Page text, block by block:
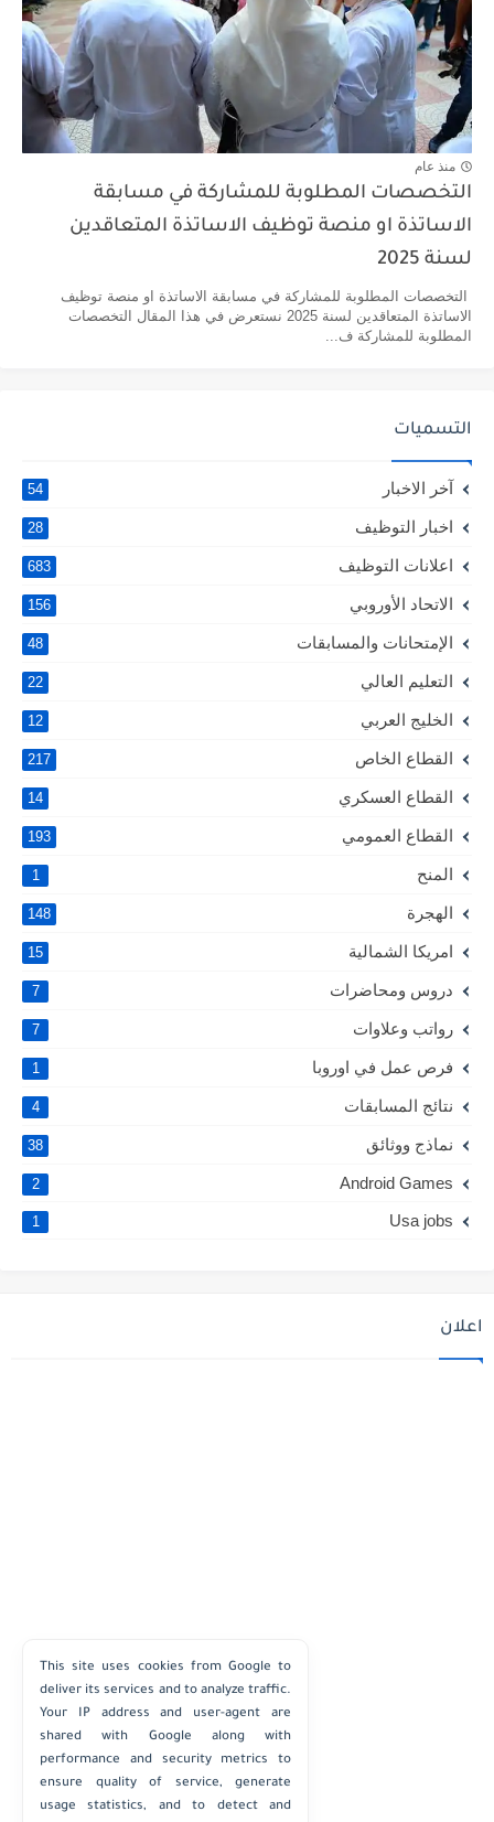
منذ عام
التخصصات المطلوبة للمشاركة في مسابقة
الاساتذة او منصة توظيف الاساتذة المتعاقدين
لسنة 2025
التخصصات المطلوبة للمشاركة في مسابقة الاساتذة او منصة توظيف
الاساتذة المتعاقدين لسنة 2025 نستعرض في هذا المقال التخصصات
المطلوبة للمشاركة ف...
التسميات
آخر الاخبار 54
اخبار التوظيف 28
اعلانات التوظيف 683
الاتحاد الأوروبي 156
الإمتحانات والمسابقات 48
التعليم العالي 22
الخليج العربي 12
القطاع الخاص 217
القطاع العسكري 14
القطاع العمومي 193
المنح 1
الهجرة 148
امريكا الشمالية 15
دروس ومحاضرات 7
رواتب وعلاوات 7
فرص عمل في اوروبا 1
نتائج المسابقات 4
نماذج ووثائق 38
Android Games
2
Usa jobs
1
اعلان
This site uses cookies from Google to
deliver its services and to analyze traffic.
Your IP address and user-agent are
shared with Google along with
performance and security metrics to
ensure quality of service, generate
usage statistics, and to detect and